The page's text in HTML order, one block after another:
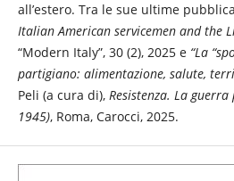
all’estero. Tra le sue ultime
Italian American servicemen and the
“Modern Italy”, 30 (2), 2025 e “La
partigiano: alimentazione, salute,
Peli (a cura di), Resistenza. La
1945), Roma, Carocci, 2025.